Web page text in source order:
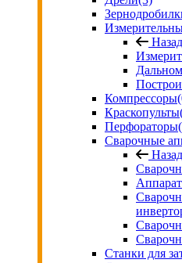
Назад
Компрессоры
Краскопульты
Перфораторы
Сварочные
Назад
Станки для